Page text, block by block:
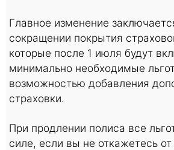
Главное изменение
сокращении покрытия
которые после 1 июля будут
минимально необходимые
возможностью добавления
страховки.
При продлении полиса все
силе, если вы не откажетесь от